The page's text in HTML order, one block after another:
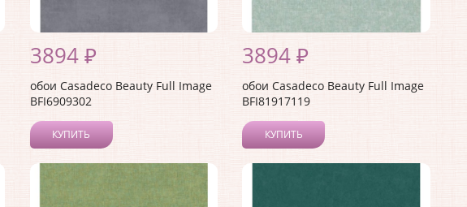
3894 ₽
обои Casadeco Beauty Full Image
BFI6909302
КУПИТЬ
3894 ₽
обои Casadeco Beauty Full Image
BFI81917119
КУПИТЬ